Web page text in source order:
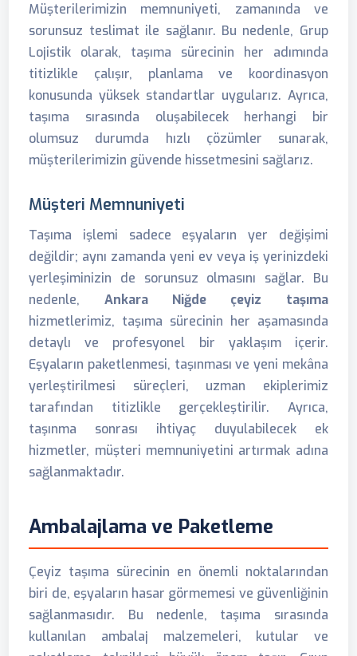
Müşterilerimizin memnuniyeti, zamanında ve
sorunsuz teslimat ile sağlanır. Bu nedenle, Grup
Lojistik olarak, taşıma sürecinin her adımında
titizlikle çalışır, planlama ve koordinasyon
konusunda yüksek standartlar uygularız. Ayrıca,
taşıma sırasında oluşabilecek herhangi bir
olumsuz durumda hızlı çözümler sunarak,
müşterilerimizin güvende hissetmesini sağlarız.
Müşteri Memnuniyeti
Taşıma işlemi sadece eşyaların yer değişimi
değildir; aynı zamanda yeni ev veya iş yerinizdeki
yerleşiminizin de sorunsuz olmasını sağlar. Bu
nedenle, Ankara Niğde çeyiz taşıma
hizmetlerimiz, taşıma sürecinin her aşamasında
detaylı ve profesyonel bir yaklaşım içerir.
Eşyaların paketlenmesi, taşınması ve yeni mekâna
yerleştirilmesi süreçleri, uzman ekiplerimiz
tarafından titizlikle gerçekleştirilir. Ayrıca,
taşınma sonrası ihtiyaç duyulabilecek ek
hizmetler, müşteri memnuniyetini artırmak adına
sağlanmaktadır.
Ambalajlama ve Paketleme
Çeyiz taşıma sürecinin en önemli noktalarından
biri de, eşyaların hasar görmemesi ve güvenliğinin
sağlanmasıdır. Bu nedenle, taşıma sırasında
kullanılan ambalaj malzemeleri, kutular ve